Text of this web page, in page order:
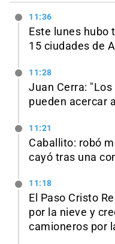
11:36
Este lunes hubo
15 ciudades de
11:28
Juan Cerra:
pueden acercar
11:21
Caballito: robó
cayó tras una
11:18
El Paso Cristo
por la nieve y
camioneros por